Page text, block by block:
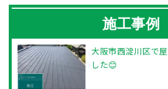
施工事例
大阪市西淀川区で
した😊